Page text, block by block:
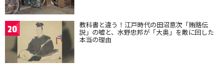
20 教科書と違う！江戸時代の田沼意次「賄賂伝
説」の嘘と、水野忠邦が「大奥」を敵に回した
本当の理由